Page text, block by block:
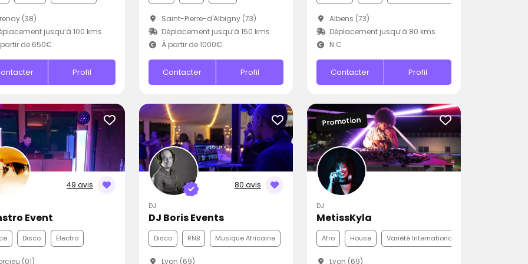
(38)
jusqu’à 100 kms
de 650€
Profil
Saint-Pierre-d'Albigny (73)
Déplacement jusqu’à 150 kms
À partir de 1000€
Contacter Profil
Albens (73)
Déplacement jusqu’à 80 kms
N.C
Contacter Profil
49 avis
Event
Disco Electro
(01)
80 avis
DJ
DJ Boris Events
Disco RNB Musique Africaine
Lyon (69)
Promotion
DJ
MetissKyla
Afro House Variété Internationale
Lyon (69)